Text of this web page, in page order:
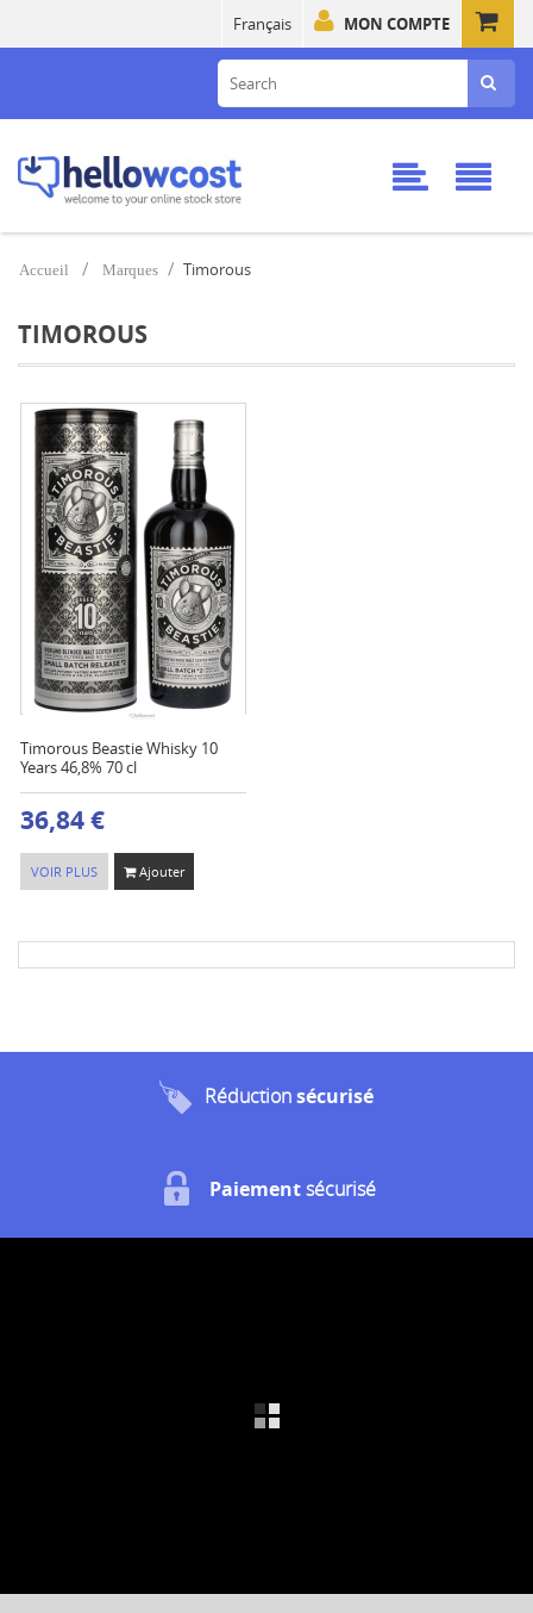
MON COMPTE
Français
Accueil Marques Timorous
TIMOROUS
Timorous Beastie Whisky 10
Years 46,8% 70 cl
36,84 €
VOIR PLUS Ajouter
Réductionsécurisé
Paiementsécurisé